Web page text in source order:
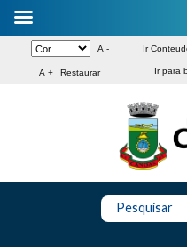
A -
A + Restaurar
Ir
Ir para
Pesquisar